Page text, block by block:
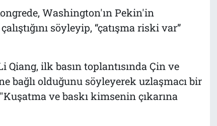
Washington'ın Pekin'in
söyleyip, “çatışma riski var”
ilk basın toplantısında Çin ve
bağlı olduğunu söyleyerek uzlaşmacı bir
ve baskı kimsenin çıkarına